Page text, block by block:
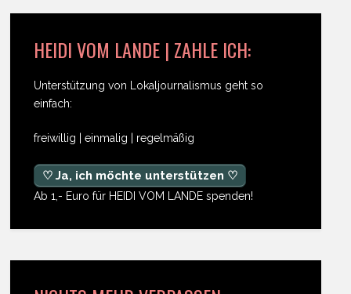
HEIDI VOM LANDE | ZAHLE ICH:
Unterstützung von Lokaljournalismus geht so
einfach:
freiwillig | einmalig | regelmäßig
♡ Ja, ich möchte unterstützen ♡
Ab 1,- Euro für HEIDI VOM LANDE spenden!